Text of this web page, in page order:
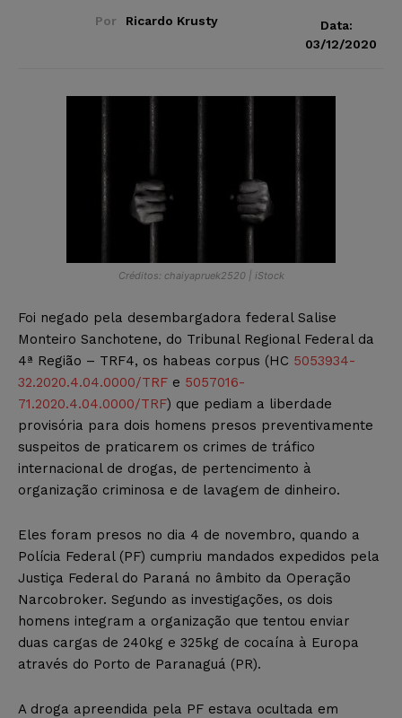
Por Ricardo Krusty
Data:
03/12/2020
Créditos: chaiyapruek2520 | iStock
Foi negado pela desembargadora federal Salise
Monteiro Sanchotene, do Tribunal Regional Federal da
4ª Região – TRF4, os habeas corpus (HC 5053934-
32.2020.4.04.0000/TRF e 5057016-
71.2020.4.04.0000/TRF) que pediam a liberdade
provisória para dois homens presos preventivamente
suspeitos de praticarem os crimes de tráfico
internacional de drogas, de pertencimento à
organização criminosa e de lavagem de dinheiro.
Eles foram presos no dia 4 de novembro, quando a
Polícia Federal (PF) cumpriu mandados expedidos pela
Justiça Federal do Paraná no âmbito da Operação
Narcobroker. Segundo as investigações, os dois
homens integram a organização que tentou enviar
duas cargas de 240kg e 325kg de cocaína à Europa
através do Porto de Paranaguá (PR).
A droga apreendida pela PF estava ocultada em